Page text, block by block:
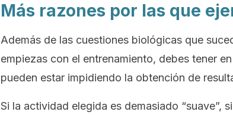
Más razones por las que
Además de las cuestiones biológicas que
empiezas con el entrenamiento, debes tener
pueden estar impidiendo la obtención de
Si la actividad elegida es demasiado “suave”,